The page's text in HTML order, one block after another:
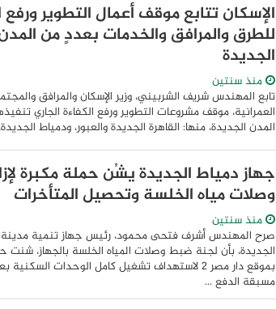
الإسكان تتابع موقف أعمال التطوير ورفع
للطرق والمرافق والخدمات بعددٍ من
الجديدة
منذ سنتين
تابع المهندس شريف الشربيني، وزير الإسكان والمرافق
العمرانية، موقف مشروعات التطوير ورفع الكفاءة الجاري
المدن الجديدة، منها: القاهرة الجديدة والعبور، ودمياط
جهاز دمياط الجديدة يشُن حملة مكبرة
وصلات مياه الخلسة وتحصيل المتأخرات
منذ سنتين
صرح المهندس أشرف فتحى محمود، رئيس جهاز تنمية
الجديدة، بأن لجنة ضبط وصلات المياه الخلسة بالجهاز، شنت
بموقع دار مصر ٢ لاستهداف تشغيل كامل الوحدات
مسبقة الدفع ...